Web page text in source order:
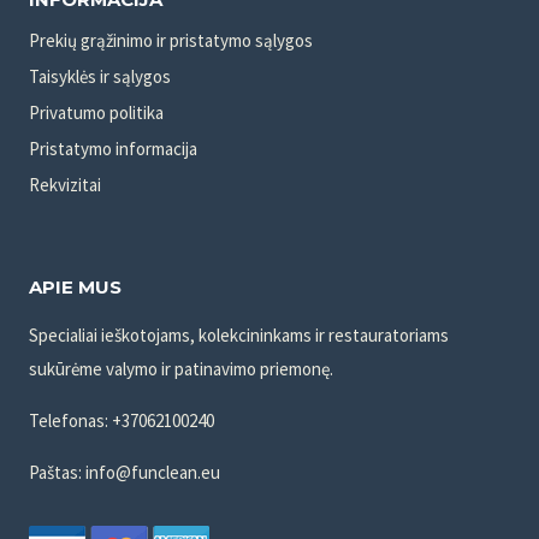
Prekių grąžinimo ir pristatymo sąlygos
Taisyklės ir sąlygos
Privatumo politika
Pristatymo informacija
Rekvizitai
APIE MUS
Specialiai ieškotojams, kolekcininkams ir restauratoriams
sukūrėme valymo ir patinavimo priemonę.
Telefonas: +37062100240
Paštas: info@funclean.eu